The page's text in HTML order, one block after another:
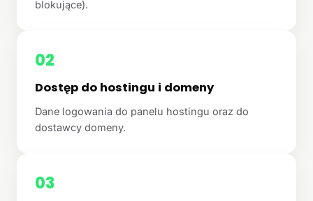
blokujące).
02
Dostęp do hostingu i domeny
Dane logowania do panelu hostingu oraz do
dostawcy domeny.
03